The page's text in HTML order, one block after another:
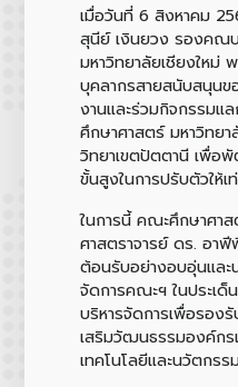
เมื่อวันที่ 6 สิงหาคม
สุนีย์ เงินยวง รองคณ
มหาวิทยาลัยเชียงใหม่
บุคลากรสายสนับสนุนข
งานและร่วมกิจกรรม
ศึกษาศาสตร์ มหาวิทย
วิทยาเขตปัตตานี เพื่อ
ขั้นสูงในการปรับตัวให้
ในการนี้ คณะศึกษาศา
ศาสตราจารย์ ดร. อา
ต้อนรับอย่างอบอุ่นและ
จัดการคณะฯ ในประเ
บริหารจัดการเพื่อรอง
เสริมวัฒนธรรมองค์กร
เทคโนโลยีและนวัตกรร